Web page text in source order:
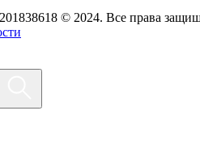
© 2024. Все права